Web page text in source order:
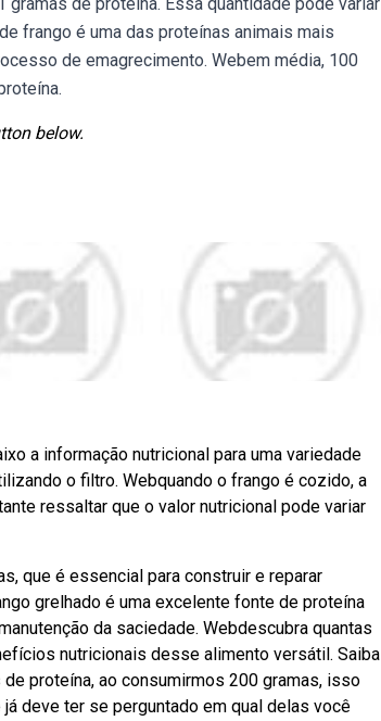
frango é uma das proteínas animais mais
de emagrecimento. Webem média, 100
below.
a informação nutricional para uma variedade
o filtro. Webquando o frango é cozido, a
ressaltar que o valor nutricional pode variar
que é essencial para construir e reparar
grelhado é uma excelente fonte de proteína
da saciedade. Webdescubra quantas
nutricionais desse alimento versátil. Saiba
proteína, ao consumirmos 200 gramas, isso
deve ter se perguntado em qual delas você